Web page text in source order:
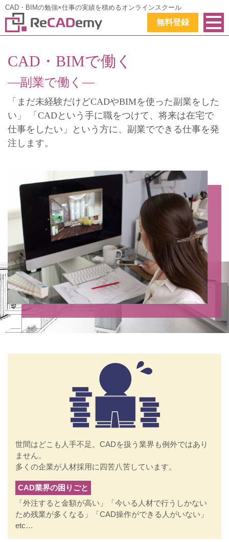
CAD・BIMの勉強×仕事の実績を積めるオンラインスクール
無料登録
CAD・BIMで働く
―副業で働く―
「まだ未経験だけどCADやBIMを使った副業をした
い」
「CADという手に職をつけて、将来は在宅で
仕事をしたい」という方に、副業でできる仕事を発
注します。
世間はどこも人手不足。CADを扱う業界も例外ではあり
ません。
多くの企業が人材採用に四苦八苦しています。
CAD業界の困りごと
「外注すると金額が高い」「今いる人材で行うしかない
ため残業が多くなる」「CAD操作ができる人がいない」
etc…